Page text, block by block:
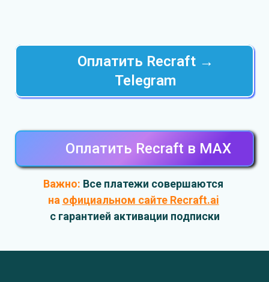
Оплатить Recraft →
Telegram
Оплатить Recraft в MAХ
Важно: Все платежи совершаются
на официальном сайте Recraft.ai
с гарантией активации подписки